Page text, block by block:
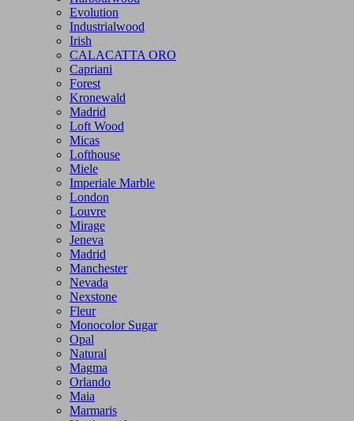
Evolution
Industrialwood
Irish
CALACATTA ORO
Capriani
Forest
Kronewald
Madrid
Loft Wood
Micas
Lofthouse
Miele
Imperiale Marble
London
Louvre
Mirage
Jeneva
Madrid
Manchester
Nevada
Nexstone
Fleur
Monocolor Sugar
Opal
Natural
Magma
Orlando
Maia
Marmaris